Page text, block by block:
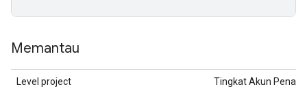
Memantau
Level project Tingkat Akun